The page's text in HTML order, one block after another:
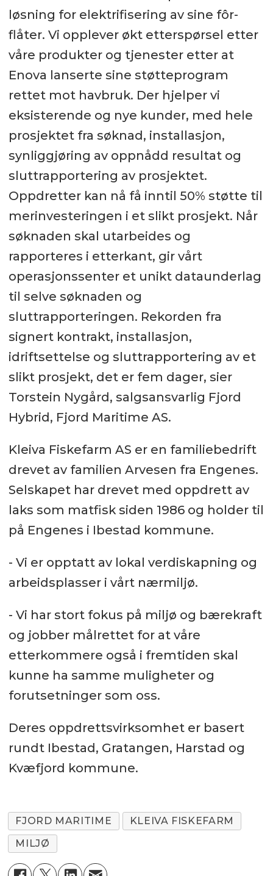
løsning for elektrifisering av sine fôr-
flåter. Vi opplever økt etterspørsel etter
våre produkter og tjenester etter at
Enova lanserte sine støtteprogram
rettet mot havbruk. Der hjelper vi
eksisterende og nye kunder, med hele
prosjektet fra søknad, installasjon,
synliggjøring av oppnådd resultat og
sluttrapportering av prosjektet.
Oppdretter kan nå få inntil 50% støtte til
merinvesteringen i et slikt prosjekt. Når
søknaden skal utarbeides og
rapporteres i etterkant, gir vårt
operasjonssenter et unikt dataunderlag
til selve søknaden og
sluttrapporteringen. Rekorden fra
signert kontrakt, installasjon,
idriftsettelse og sluttrapportering av et
slikt prosjekt, det er fem dager, sier
Torstein Nygård, salgsansvarlig Fjord
Hybrid, Fjord Maritime AS.
Kleiva Fiskefarm AS er en familiebedrift
drevet av familien Arvesen fra Engenes.
Selskapet har drevet med oppdrett av
laks som matfisk siden 1986 og holder til
på Engenes i Ibestad kommune.
- Vi er opptatt av lokal verdiskapning og
arbeidsplasser i vårt nærmiljø.
- Vi har stort fokus på miljø og bærekraft
og jobber målrettet for at våre
etterkommere også i fremtiden skal
kunne ha samme muligheter og
forutsetninger som oss.
Deres oppdrettsvirksomhet er basert
rundt Ibestad, Gratangen, Harstad og
Kvæfjord kommune.
FJORD MARITIME
KLEIVA FISKEFARM
MILJØ